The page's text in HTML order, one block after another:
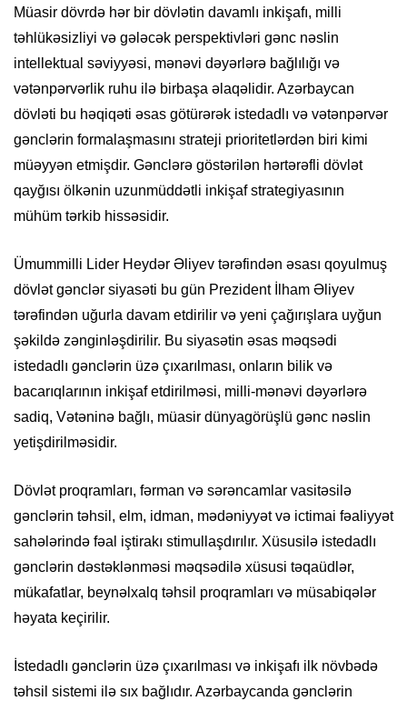
Müasir dövrdə hər bir dövlətin davamlı inkişafı, milli
təhlükəsizliyi və gələcək perspektivləri gənc nəslin
intellektual səviyyəsi, mənəvi dəyərlərə bağlılığı və
vətənpərvərlik ruhu ilə birbaşa əlaqəlidir. Azərbaycan
dövləti bu həqiqəti əsas götürərək istedadlı və vətənpərvər
gənclərin formalaşmasını strateji prioritetlərdən biri kimi
müəyyən etmişdir. Gənclərə göstərilən hərtərəfli dövlət
qayğısı ölkənin uzunmüddətli inkişaf strategiyasının
mühüm tərkib hissəsidir.
Ümummilli Lider Heydər Əliyev tərəfindən əsası qoyulmuş
dövlət gənclər siyasəti bu gün Prezident İlham Əliyev
tərəfindən uğurla davam etdirilir və yeni çağırışlara uyğun
şəkildə zənginləşdirilir. Bu siyasətin əsas məqsədi
istedadlı gənclərin üzə çıxarılması, onların bilik və
bacarıqlarının inkişaf etdirilməsi, milli-mənəvi dəyərlərə
sadiq, Vətəninə bağlı, müasir dünyagörüşlü gənc nəslin
yetişdirilməsidir.
Dövlət proqramları, fərman və sərəncamlar vasitəsilə
gənclərin təhsil, elm, idman, mədəniyyət və ictimai fəaliyyət
sahələrində fəal iştirakı stimullaşdırılır. Xüsusilə istedadlı
gənclərin dəstəklənməsi məqsədilə xüsusi təqaüdlər,
mükafatlar, beynəlxalq təhsil proqramları və müsabiqələr
həyata keçirilir.
İstedadlı gənclərin üzə çıxarılması və inkişafı ilk növbədə
təhsil sistemi ilə sıx bağlıdır. Azərbaycanda gənclərin